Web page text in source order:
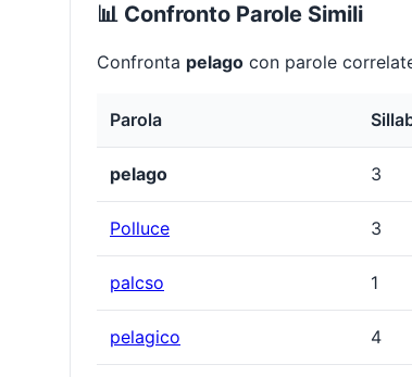
📊 Confronto Parole Simili
Confronta pelago con parole
Parola
pelago 3
Polluce 3
palcso 1
pelagico 4